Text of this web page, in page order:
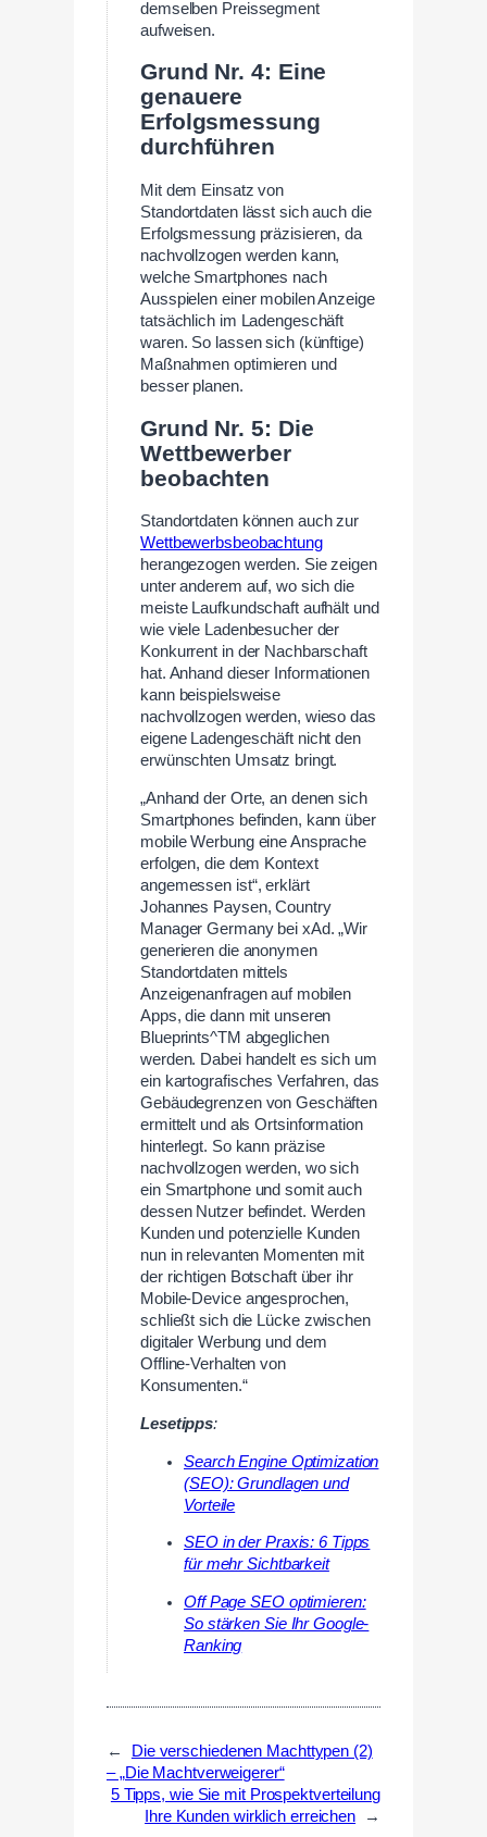
demselben Preissegment
aufweisen.
Grund Nr. 4: Eine
genauere
Erfolgsmessung
durchführen
Mit dem Einsatz von
Standortdaten lässt sich auch die
Erfolgsmessung präzisieren, da
nachvollzogen werden kann,
welche Smartphones nach
Ausspielen einer mobilen Anzeige
tatsächlich im Ladengeschäft
waren. So lassen sich (künftige)
Maßnahmen optimieren und
besser planen.
Grund Nr. 5: Die
Wettbewerber
beobachten
Standortdaten können auch zur
Wettbewerbsbeobachtung
herangezogen werden. Sie zeigen
unter anderem auf, wo sich die
meiste Laufkundschaft aufhält und
wie viele Ladenbesucher der
Konkurrent in der Nachbarschaft
hat. Anhand dieser Informationen
kann beispielsweise
nachvollzogen werden, wieso das
eigene Ladengeschäft nicht den
erwünschten Umsatz bringt.
„Anhand der Orte, an denen sich
Smartphones befinden, kann über
mobile Werbung eine Ansprache
erfolgen, die dem Kontext
angemessen ist“, erklärt
Johannes Paysen, Country
Manager Germany bei xAd. „Wir
generieren die anonymen
Standortdaten mittels
Anzeigenanfragen auf mobilen
Apps, die dann mit unseren
Blueprints^TM abgeglichen
werden. Dabei handelt es sich um
ein kartografisches Verfahren, das
Gebäudegrenzen von Geschäften
ermittelt und als Ortsinformation
hinterlegt. So kann präzise
nachvollzogen werden, wo sich
ein Smartphone und somit auch
dessen Nutzer befindet. Werden
Kunden und potenzielle Kunden
nun in relevanten Momenten mit
der richtigen Botschaft über ihr
Mobile-Device angesprochen,
schließt sich die Lücke zwischen
digitaler Werbung und dem
Offline-Verhalten von
Konsumenten.“
Lesetipps:
Search Engine Optimization
(SEO): Grundlagen und
Vorteile
SEO in der Praxis: 6 Tipps
für mehr Sichtbarkeit
Off Page SEO optimieren:
So stärken Sie Ihr Google-
Ranking
←
Die verschiedenen Machttypen (2)
– „Die Machtverweigerer“
5 Tipps, wie Sie mit Prospektverteilung
Ihre Kunden wirklich erreichen
→